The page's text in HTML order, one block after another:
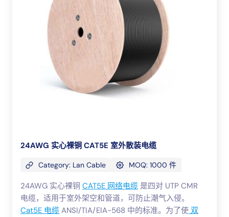
24AWG 实心裸铜 CAT5E 室外散装电缆
Category: Lan Cable MOQ: 1000 件
24AWG 实心裸铜 CAT5E 网络电缆 是四对 UTP CMR
电缆，适用于室外架空和管道，可防止潮气入侵。
Cat5E 电缆 ANSI/TIA/EIA-568 中的标准。为了使 双